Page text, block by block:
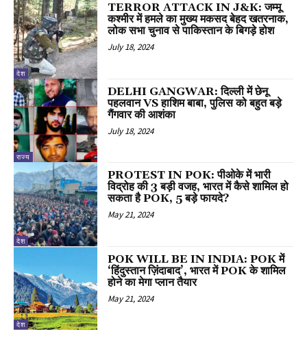
देश
TERROR ATTACK IN J&K: जम्मू
कश्मीर में हमले का मुख्य मकसद बेहद खतरनाक,
लोक सभा चुनाव से पाकिस्तान के बिगड़े होश
July 18, 2024
राज्य
DELHI GANGWAR: दिल्ली में छेनू
पहलवान VS हाशिम बाबा, पुलिस को बहुत बड़े
गैंगवार की आशंका
July 18, 2024
देश
PROTEST IN POK: पीओके में भारी
विद्रोह की 3 बड़ी वजह, भारत में कैसे शामिल हो
सकता है POK, 5 बड़े फायदे?
May 21, 2024
देश
POK WILL BE IN INDIA: POK में
‘हिंदुस्तान ज़िंदाबाद’, भारत में POK के शामिल
होने का मेगा प्लान तैयार
May 21, 2024